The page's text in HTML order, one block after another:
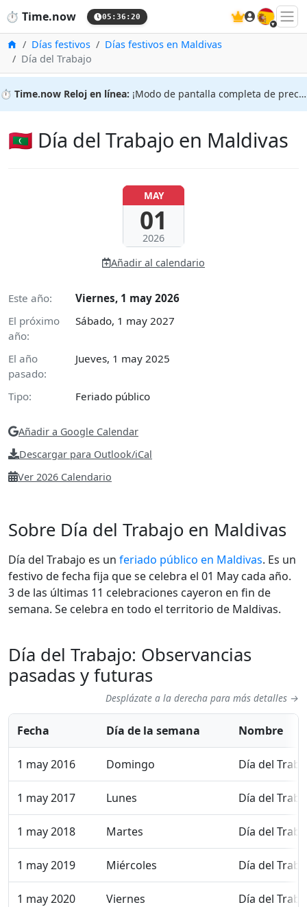
⏱️ Time.now 05:36:21 🇪🇸
InicioDías festivos
Días festivos en Maldivas
Día del Trabajo
⏱️ Time.now Reloj en línea: ¡Modo de pantalla completa de precisión!
🇲🇻 Día del Trabajo en Maldivas
MAY
01
2026
Añadir al calendario
Este año:
Viernes, 1 may 2026
El próximo
año:
Sábado, 1 may 2027
El año
pasado:
Jueves, 1 may 2025
Tipo: Feriado público
Añadir a Google Calendar
Descargar para Outlook/iCal
Ver 2026 Calendario
Sobre Día del Trabajo en Maldivas
Día del Trabajo es un feriado público en Maldivas. Es un
festivo de fecha fija que se celebra el 01 May cada año.
3 de las últimas 11 celebraciones cayeron en fin de
semana. Se celebra en todo el territorio de Maldivas.
Día del Trabajo: Observancias
pasadas y futuras
Desplázate a la derecha para más detalles →
Fecha Día de la semana Nombre
1 may 2016 Domingo Día del
1 may 2017 Lunes Día del
1 may 2018 Martes Día del
1 may 2019 Miércoles Día del
1 may 2020 Viernes Día del